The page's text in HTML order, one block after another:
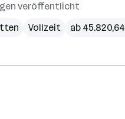
veröffentlicht
Vollzeit ab